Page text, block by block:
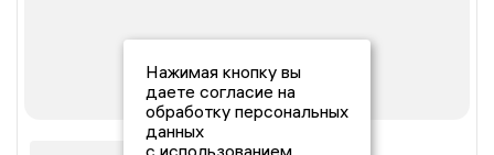
Нажимая кнопку вы
даете согласие на
обработку персональных
данных
с использованием